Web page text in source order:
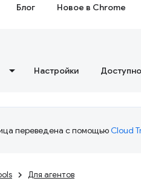
Блог Новое в Chrome
Настройки
переведена с помощьюCloud
Для агентов